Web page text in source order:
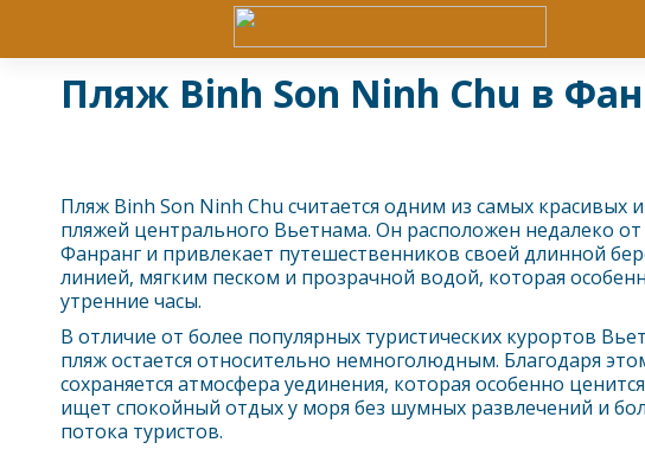
Пляж Binh Son Ninh Chu в
Пляж Binh Son Ninh Chu считается одним из самых красивых
пляжей центрального Вьетнама. Он расположен недалеко от
Фанранги привлекает путешественников своей длинной
линией, мягким песком и прозрачной водой, которая
утренние часы.
В отличие от более популярных туристических курортов
пляж остается относительно немноголюдным. Благодаря
сохраняется атмосфера уединения, которая особенно
ищет спокойный отдых у моря без шумных развлечений и
потока туристов.